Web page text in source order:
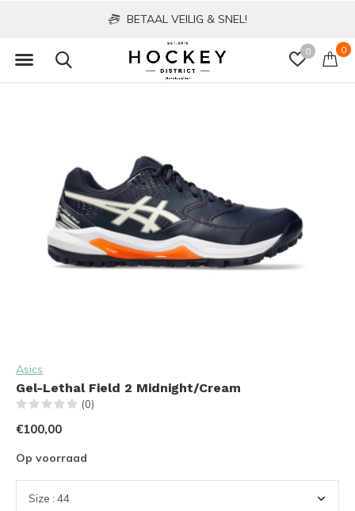
0 0
BETAAL VEILIG & SNEL!
Asics
Gel-Lethal Field 2 Midnight/Cream
(0)
€100,00
Op voorraad